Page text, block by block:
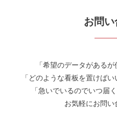
お問
「希望のデータがある
「どのような看板を置けば
「急いでいるのでいつ届
お気軽にお問い